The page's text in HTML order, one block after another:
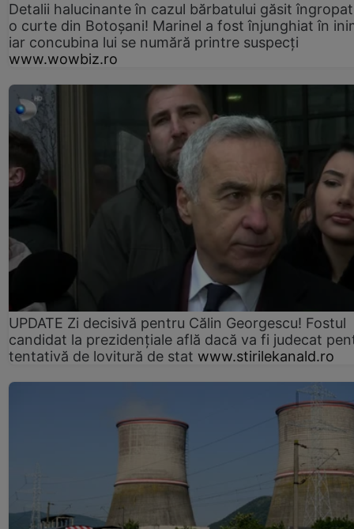
Detalii halucinante în cazul bărbatului găsit
o curte din Botoșani! Marinel a fost înjunghiat în
iar concubina lui se numără printre suspecți
www.wowbiz.ro
UPDATE Zi decisivă pentru Călin Georgescu! Fostul
candidat la prezidențiale află dacă va fi judecat
tentativă de lovitură de stat www.stirilekanald.ro